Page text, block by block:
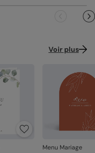
Voir plus
Menu Mariage